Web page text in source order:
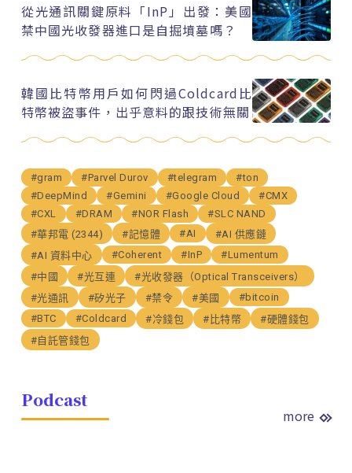
從光通訊關鍵原料「InP」出發：美國
禁中國光收發器進口是自掘墳墓嗎？
韓國比特幣用戶如何閃過Coldcard比
特幣被盜事件，出乎意料的跟技術無關
#gram #Parvel Durov #telegram
#ton
#DeepMind
#Gemini #Google Cloud
#CMX
#CXL
#DRAM #NOR Flash
#SLC NAND
#華邦電 (2344)
#記憶體 #AI
#AI 供應鏈
#AI 資料中心
#Coherent #InP
#Lumentum
#中國
#光互連
#光收發器（Optical Transceivers）
#光通訊
#矽光子 #禁令 #美國
#bitcoin
#BTC
#Coldcard #冷錢包 #比特幣
#硬體錢包
#自託管錢包
Podcast
more